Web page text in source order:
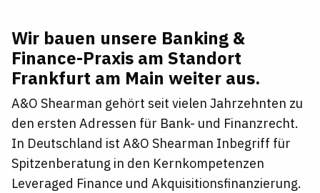
Wir bauen unsere Banking &
Finance-Praxis am Standort
Frankfurt am Main weiter aus.
A&O Shearman gehört seit vielen Jahrzehnten zu
den ersten Adressen für Bank- und Finanzrecht.
In Deutschland ist A&O Shearman Inbegriff für
Spitzenberatung in den Kernkompetenzen
Leveraged Finance und Akquisitionsfinanzierung.